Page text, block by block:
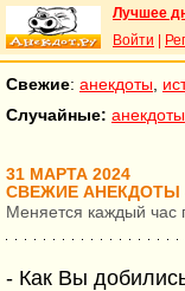
Лучшее
Войти
Свежие: анекдоты
Случайные: анекдоты
31 МАРТА 2024
СВЕЖИЕ
Меняется каждый час
- Как Вы